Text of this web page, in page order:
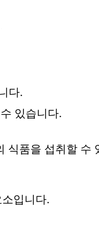
다.
있습니다.
식품을 섭취할 수
입니다.